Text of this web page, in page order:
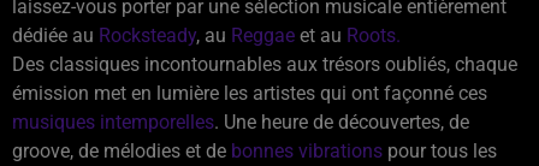
laissez-vous porter par une sélection musicale entièrement
dédiée au Rocksteady, au Reggae et au Roots.
Des classiques incontournables aux trésors oubliés, chaque
émission met en lumière les artistes qui ont façonné ces
musiques intemporelles. Une heure de découvertes, de
groove, de mélodies et de bonnes vibrations pour tous les